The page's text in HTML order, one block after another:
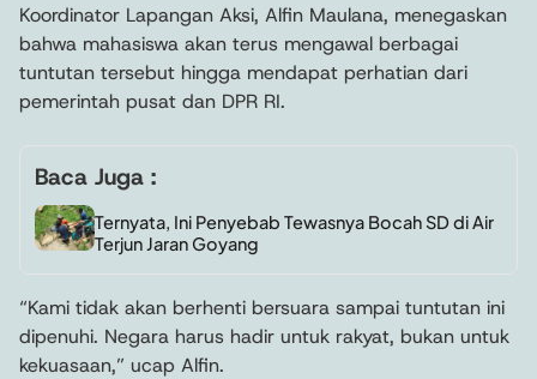
Koordinator Lapangan Aksi, Alfin Maulana, menegaskan
bahwa mahasiswa akan terus mengawal berbagai
tuntutan tersebut hingga mendapat perhatian dari
pemerintah pusat dan DPR RI.
Baca Juga :
Ternyata, Ini Penyebab Tewasnya Bocah SD di Air
Terjun Jaran Goyang
“Kami tidak akan berhenti bersuara sampai tuntutan ini
dipenuhi. Negara harus hadir untuk rakyat, bukan untuk
kekuasaan,” ucap Alfin.